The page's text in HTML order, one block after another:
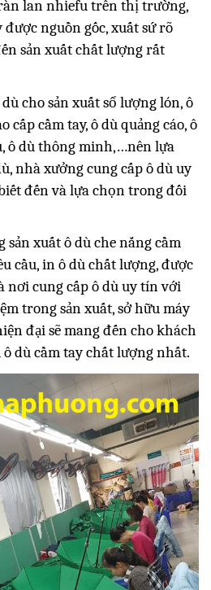
lan nhiefu trên thị trường,
nguồn gốc, xuất sứ rõ
sản xuất chất lượng rất
cho sản xuất sổ lượng lón, ô
cấp cầm tay, ô dù quảng cáo, ô
ô dù thông minh,…nên lựa
nhà xưởng cung cấp ô dù uy
đến và lựa chọn trong đối
sản xuất ô dù che nắng cầm
cầu, in ô dù chất lượng, được
nơi cung cấp ô dù uy tín với
trong sản xuất, sở hữu máy
đại sẽ mang đến cho khách
dù cầm tay chất lượng nhất.